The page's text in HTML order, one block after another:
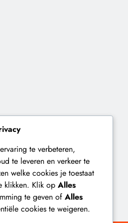
te verbeteren,
te leveren en verkeer te
welke cookies je toestaat
klikken. Klik op Alles
te geven of Alles
cookies te weigeren.